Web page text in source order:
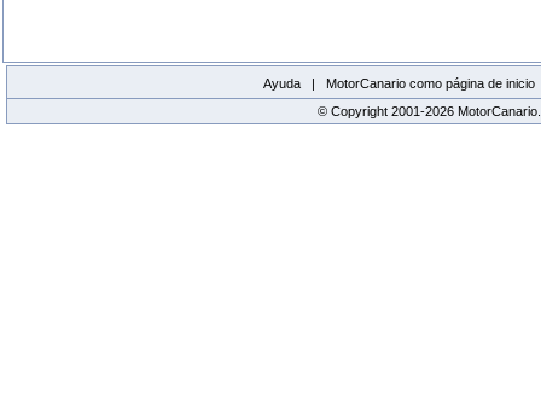
Ayuda | MotorCanario como página de inicio
© Copyright 2001-2026